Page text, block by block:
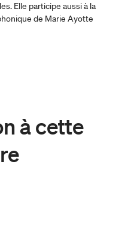
Elle participe aussi à la
de Marie Ayotte
à cette